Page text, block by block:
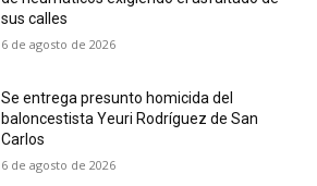
sus calles
6 de agosto de 2026
Se entrega presunto homicida del
baloncestista Yeuri Rodríguez de San
Carlos
6 de agosto de 2026